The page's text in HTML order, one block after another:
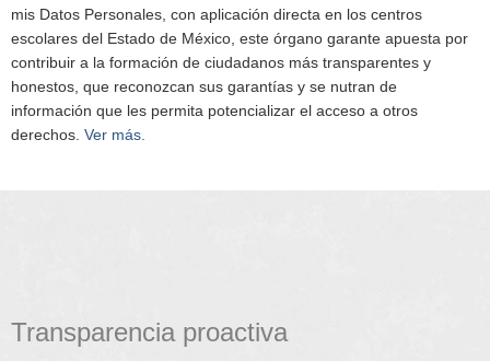
mis Datos Personales, con aplicación directa en los centros
escolares del Estado de México, este órgano garante apuesta por
contribuir a la formación de ciudadanos más transparentes y
honestos, que reconozcan sus garantías y se nutran de
información que les permita potencializar el acceso a otros
derechos. Ver más.
Transparencia proactiva